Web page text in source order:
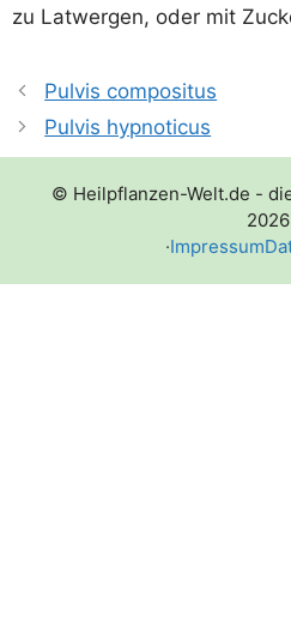
zu Lat­wer­gen, oder mit
Pulvis compositus
Pulvis hypnoticus
© Heilpflanzen-Welt.de -
2026
·Impressum